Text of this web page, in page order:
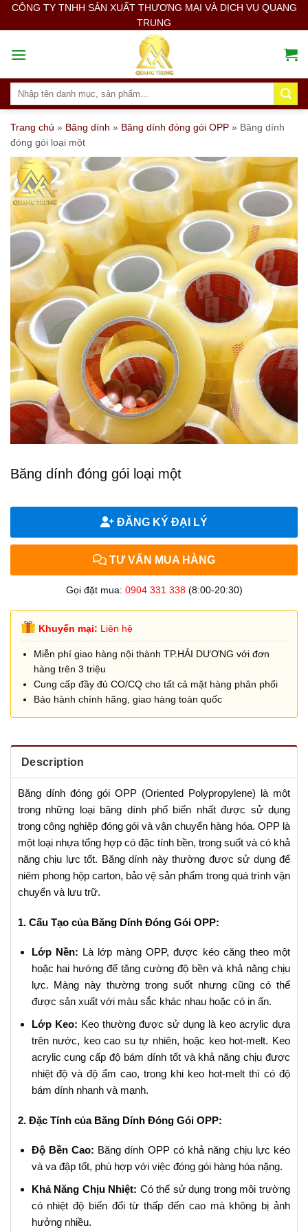
SkipCÔNG TY TNHH SẢN XUẤT THƯƠNG MẠI VÀ DỊCH VỤ QUANG
TRUNG
Search
Trang chủ » Băng dính » Băng dính đóng gói OPP » Băng dính
đóng gói loại một
Băng dính đóng gói loại một
ĐĂNG KÝ ĐẠI LÝ
TƯ VẤN MUA HÀNG
Gọi đặt mua: 0904 331 338(8:00-20:30)
Khuyến mại: Liên hệ
Miễn phí giao hàng nội thành TP.HẢI DƯƠNG với đơn
hàng trên 3 triệu
Cung cấp đầy đủ CO/CQ cho tất cả mặt hàng phân phối
Bảo hành chính hãng, giao hàng toàn quốc
Description
Băng dính đóng gói OPP (Oriented Polypropylene) là một
trong những loại băng dính phổ biến nhất được sử dụng
trong công nghiệp đóng gói và vận chuyển hàng hóa. OPP là
một loại nhựa tổng hợp có đặc tính bền, trong suốt và có khả
năng chịu lực tốt. Băng dính này thường được sử dụng để
niêm phong hộp carton, bảo vệ sản phẩm trong quá trình vận
chuyển và lưu trữ.
1. Cấu Tạo của Băng Dính Đóng Gói OPP:
Lớp Nền: Là lớp màng OPP, được kéo căng theo một
hoặc hai hướng để tăng cường độ bền và khả năng chịu
lực. Màng này thường trong suốt nhưng cũng có thể
được sản xuất với màu sắc khác nhau hoặc có in ấn.
Lớp Keo: Keo thường được sử dụng là keo acrylic dựa
trên nước, keo cao su tự nhiên, hoặc keo hot-melt. Keo
acrylic cung cấp độ bám dính tốt và khả năng chịu được
nhiệt độ và độ ẩm cao, trong khi keo hot-melt thì có độ
bám dính nhanh và mạnh.
2. Đặc Tính của Băng Dính Đóng Gói OPP:
Độ Bền Cao: Băng dính OPP có khả năng chịu lực kéo
và va đập tốt, phù hợp với việc đóng gói hàng hóa nặng.
Khả Năng Chịu Nhiệt: Có thể sử dụng trong môi trường
có nhiệt độ biến đổi từ thấp đến cao mà không bị ảnh
hưởng nhiều.